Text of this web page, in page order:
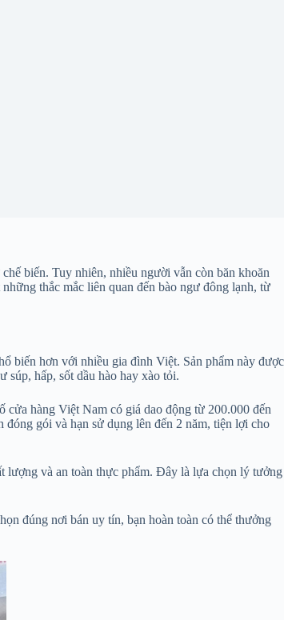
biến. Tuy nhiên, nhiều người vẫn còn băn khoăn
thắc mắc liên quan đến bào ngư đông lạnh, từ
biến hơn với nhiều gia đình Việt. Sản phẩm này được
súp, hấp, sốt dầu hào hay xào tỏi.
hàng Việt Nam có giá dao động từ 200.000 đến
gói và hạn sử dụng lên đến 2 năm, tiện lợi cho
lượng và an toàn thực phẩm. Đây là lựa chọn lý tưởng
đúng nơi bán uy tín, bạn hoàn toàn có thể thưởng